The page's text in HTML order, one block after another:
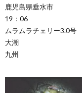
鹿児島県垂水市
19：06
ムラムラチェリー3.0号
大潮
九州